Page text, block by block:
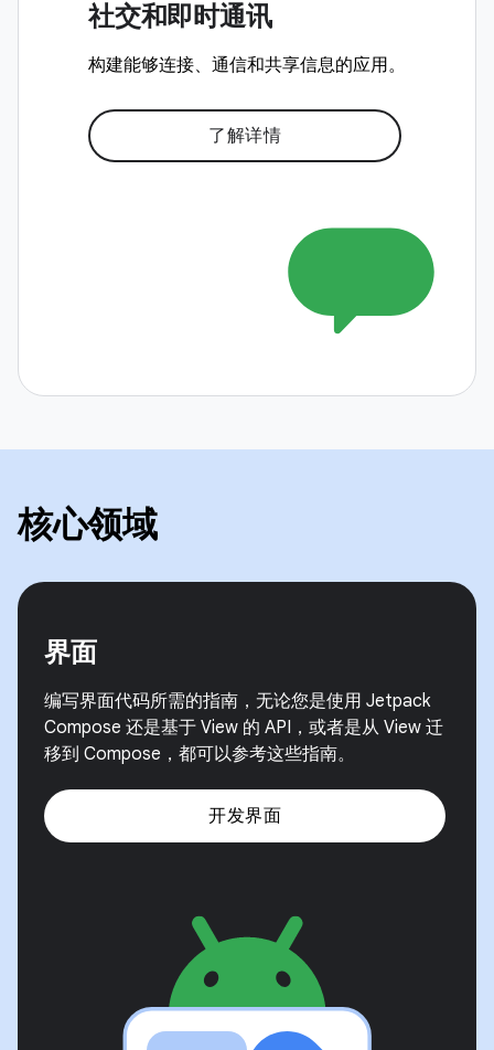
社交和即时通讯
构建能够连接、通信和共享信息的应用。
了解详情
核心领域
界面
编写界面代码所需的指南，无论您是使用 Jetpack
Compose 还是基于 View 的 API，或者是从 View 迁
移到 Compose，都可以参考这些指南。
开发界面